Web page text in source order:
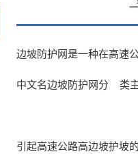
边坡防护网是一种在高速
中文名边坡防护网分 类
引起高速公路高边坡护坡